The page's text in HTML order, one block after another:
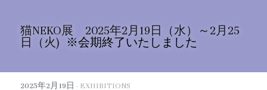
STORE
猫NEKO展　2025年2月19日（水）～2月25
日（火)
※会期終了いたしました
2025年2月19日 · EXHIBITIONS